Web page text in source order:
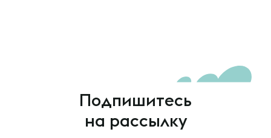
Подпишитесь
на рассылку